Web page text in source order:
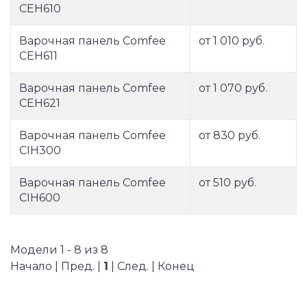
CEH610
Варочная панель Comfee
CEH611
от 1 010 руб.
Варочная панель Comfee
CEH621
от 1 070 руб.
Варочная панель Comfee
CIH300
от 830 руб.
Варочная панель Comfee
CIH600
от 510 руб.
Модели 1 - 8 из 8
Начало | Пред. | 1 | След. | Конец